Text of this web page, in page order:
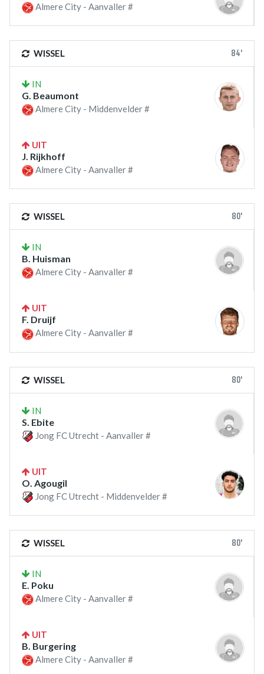
Almere City - Aanvaller #
WISSEL 84'
IN
G. Beaumont
Almere City - Middenvelder #
UIT
J. Rijkhoff
Almere City - Aanvaller #
WISSEL 80'
IN
B. Huisman
Almere City - Aanvaller #
UIT
F. Druijf
Almere City - Aanvaller #
WISSEL 80'
IN
S. Ebite
Jong FC Utrecht - Aanvaller #
UIT
O. Agougil
Jong FC Utrecht - Middenvelder #
WISSEL 80'
IN
E. Poku
Almere City - Aanvaller #
UIT
B. Burgering
Almere City - Aanvaller #